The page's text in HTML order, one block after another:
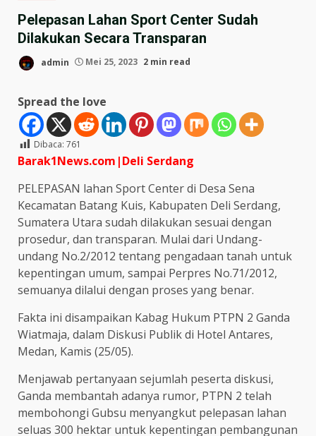
Pelepasan Lahan Sport Center Sudah
Dilakukan Secara Transparan
admin Mei 25, 2023 2 min read
Spread the love
Dibaca: 761
Barak1News.com|Deli Serdang
PELEPASAN lahan Sport Center di Desa Sena
Kecamatan Batang Kuis, Kabupaten Deli Serdang,
Sumatera Utara sudah dilakukan sesuai dengan
prosedur, dan transparan. Mulai dari Undang-
undang No.2/2012 tentang pengadaan tanah untuk
kepentingan umum, sampai Perpres No.71/2012,
semuanya dilalui dengan proses yang benar.
Fakta ini disampaikan Kabag Hukum PTPN 2 Ganda
Wiatmaja, dalam Diskusi Publik di Hotel Antares,
Medan, Kamis (25/05).
Menjawab pertanyaan sejumlah peserta diskusi,
Ganda membantah adanya rumor, PTPN 2 telah
membohongi Gubsu menyangkut pelepasan lahan
seluas 300 hektar untuk kepentingan pembangunan